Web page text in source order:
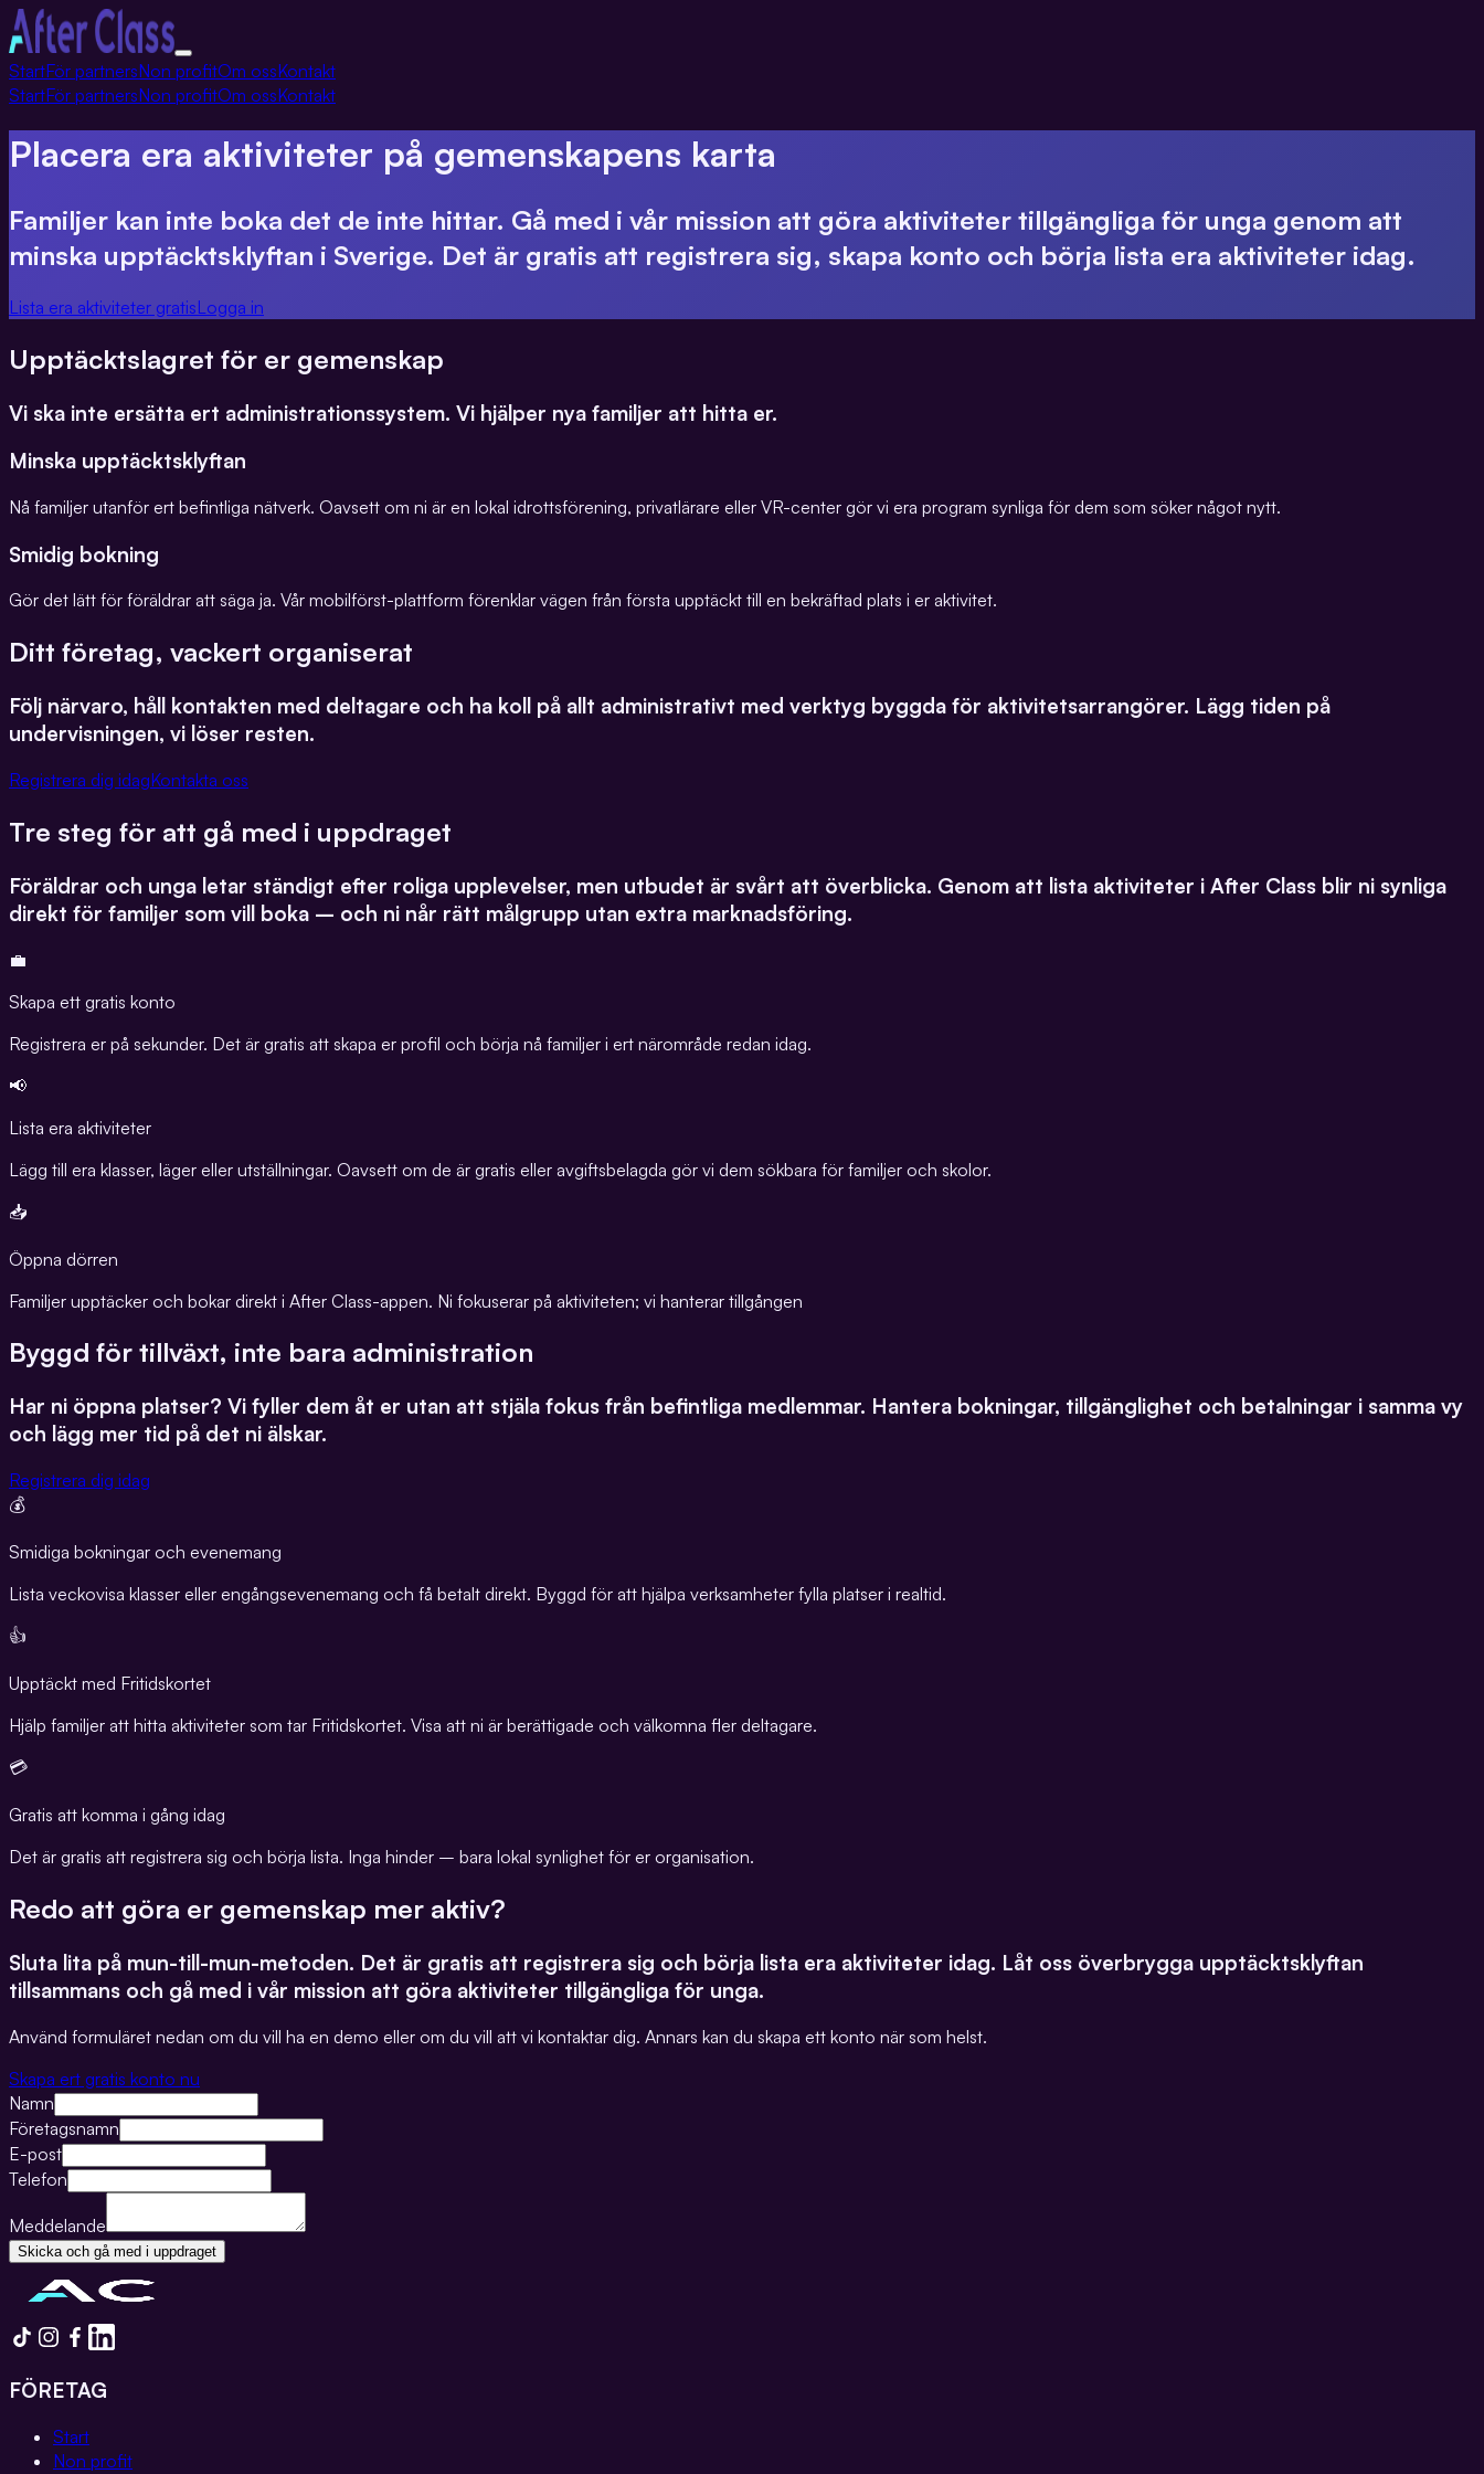
Växla
navigation
StartFör partnersNon profitOm ossKontakt
StartFör partnersNon profitOm ossKontakt
Placera era aktiviteter på gemenskapens karta
Familjer kan inte boka det de inte hittar. Gå med i vår mission att göra aktiviteter tillgängliga för unga genom att
minska upptäcktsklyftan i Sverige. Det är gratis att registrera sig, skapa konto och börja lista era aktiviteter idag.
Lista era aktiviteter gratisLogga in
Upptäcktslagret för er gemenskap
Vi ska inte ersätta ert administrationssystem. Vi hjälper nya familjer att hitta er.
Minska upptäcktsklyftan
Nå familjer utanför ert befintliga nätverk. Oavsett om ni är en lokal idrottsförening, privatlärare eller VR-center gör vi era program synliga för dem som söker något nytt.
Smidig bokning
Gör det lätt för föräldrar att säga ja. Vår mobilförst-plattform förenklar vägen från första upptäckt till en bekräftad plats i er aktivitet.
Ditt företag, vackert organiserat
Följ närvaro, håll kontakten med deltagare och ha koll på allt administrativt med verktyg byggda för aktivitetsarrangörer. Lägg tiden på
undervisningen, vi löser resten.
Registrera dig idagKontakta oss
Tre steg för att gå med i uppdraget
Föräldrar och unga letar ständigt efter roliga upplevelser, men utbudet är svårt att överblicka. Genom att lista aktiviteter i After Class blir ni synliga
direkt för familjer som vill boka – och ni når rätt målgrupp utan extra marknadsföring.
💼
Skapa ett gratis konto
Registrera er på sekunder. Det är gratis att skapa er profil och börja nå familjer i ert närområde redan idag.
📢
Lista era aktiviteter
Lägg till era klasser, läger eller utställningar. Oavsett om de är gratis eller avgiftsbelagda gör vi dem sökbara för familjer och skolor.
📥
Öppna dörren
Familjer upptäcker och bokar direkt i After Class-appen. Ni fokuserar på aktiviteten; vi hanterar tillgången
Byggd för tillväxt, inte bara administration
Har ni öppna platser? Vi fyller dem åt er utan att stjäla fokus från befintliga medlemmar. Hantera bokningar, tillgänglighet och betalningar i samma vy
och lägg mer tid på det ni älskar.
Registrera dig idag
💰
Smidiga bokningar och evenemang
Lista veckovisa klasser eller engångsevenemang och få betalt direkt. Byggd för att hjälpa verksamheter fylla platser i realtid.
👍
Upptäckt med Fritidskortet
Hjälp familjer att hitta aktiviteter som tar Fritidskortet. Visa att ni är berättigade och välkomna fler deltagare.
💳
Gratis att komma i gång idag
Det är gratis att registrera sig och börja lista. Inga hinder – bara lokal synlighet för er organisation.
Redo att göra er gemenskap mer aktiv?
Sluta lita på mun-till-mun-metoden. Det är gratis att registrera sig och börja lista era aktiviteter idag. Låt oss överbrygga upptäcktsklyftan
tillsammans och gå med i vår mission att göra aktiviteter tillgängliga för unga.
Använd formuläret nedan om du vill ha en demo eller om du vill att vi kontaktar dig. Annars kan du skapa ett konto när som helst.
Skapa ert gratis konto nu
Namn
Företagsnamn
E-post
Telefon
Meddelande
Skicka och gå med i uppdraget
FÖRETAG
Start
Non profit